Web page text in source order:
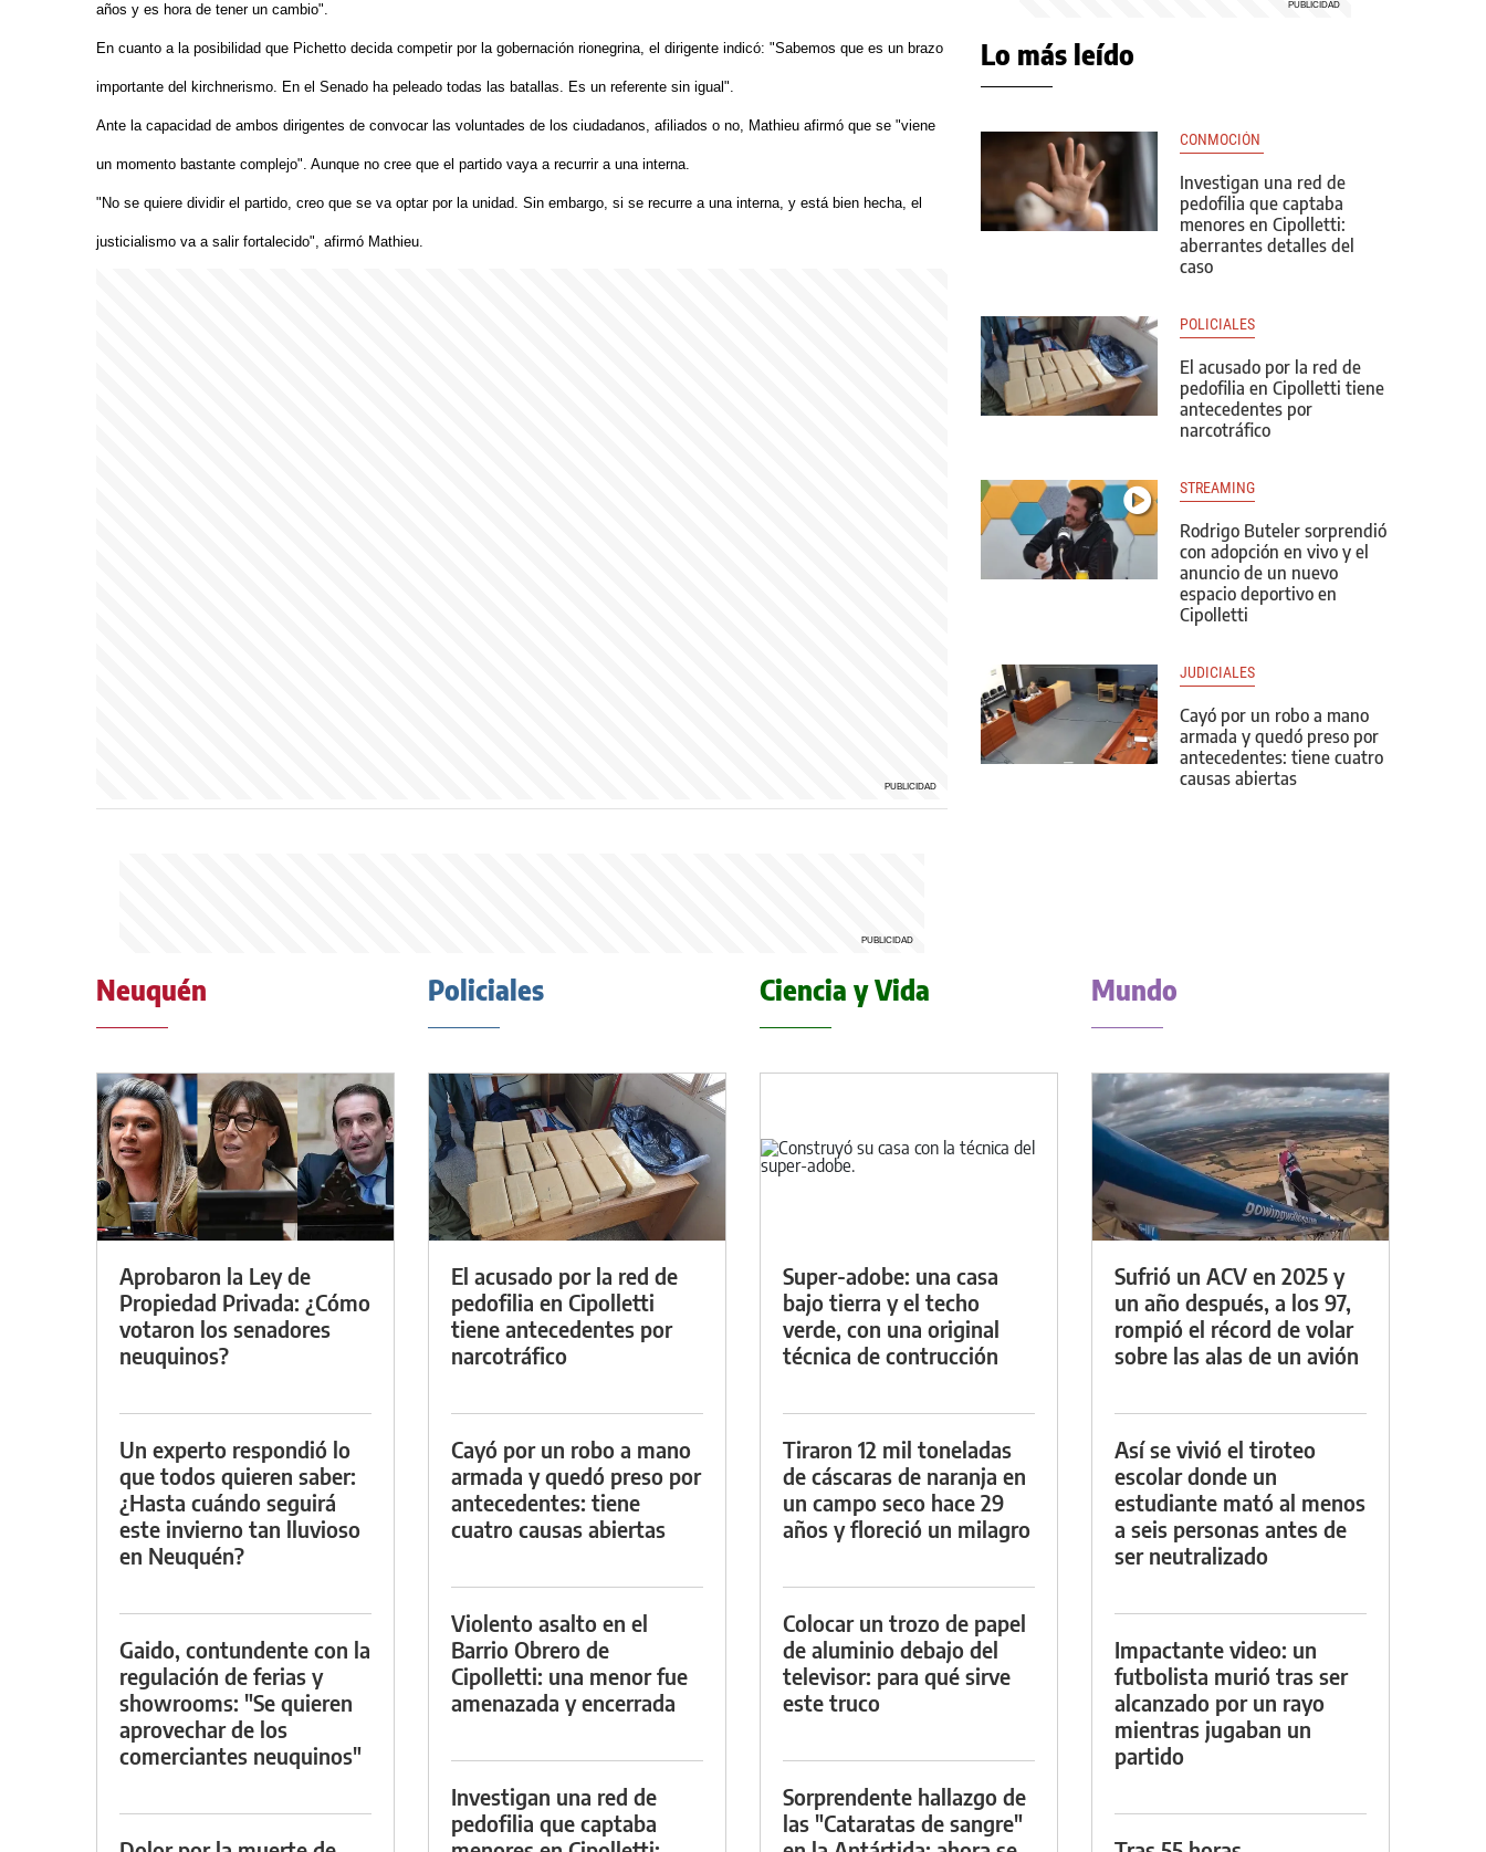
años y es hora de tener un cambio".
En cuanto a la posibilidad que Pichetto decida competir por la gobernación rionegrina, el dirigente indicó: "Sabemos que es un brazo
importante del kirchnerismo. En el Senado ha peleado todas las batallas. Es un referente sin igual".
Ante la capacidad de ambos dirigentes de convocar las voluntades de los ciudadanos, afiliados o no, Mathieu afirmó que se "viene
un momento bastante complejo". Aunque no cree que el partido vaya a recurrir a una interna.
"No se quiere dividir el partido, creo que se va optar por la unidad. Sin embargo, si se recurre a una interna, y está bien hecha, el
justicialismo va a salir fortalecido", afirmó Mathieu.
Lo más leído
CONMOCIÓN
Investigan una red de
pedofilia que captaba
menores en Cipolletti:
aberrantes detalles del
caso
POLICIALES
El acusado por la red de
pedofilia en Cipolletti tiene
antecedentes por
narcotráfico
STREAMING
Rodrigo Buteler sorprendió
con adopción en vivo y el
anuncio de un nuevo
espacio deportivo en
Cipolletti
JUDICIALES
Cayó por un robo a mano
armada y quedó preso por
antecedentes: tiene cuatro
causas abiertas
Neuquén
Aprobaron la Ley de
Propiedad Privada: ¿Cómo
votaron los senadores
neuquinos?
Un experto respondió lo
que todos quieren saber:
¿Hasta cuándo seguirá
este invierno tan lluvioso
en Neuquén?
Gaido, contundente con la
regulación de ferias y
showrooms: "Se quieren
aprovechar de los
comerciantes neuquinos"
Policiales
El acusado por la red de
pedofilia en Cipolletti
tiene antecedentes por
narcotráfico
Cayó por un robo a mano
armada y quedó preso por
antecedentes: tiene
cuatro causas abiertas
Violento asalto en el
Barrio Obrero de
Cipolletti: una menor fue
amenazada y encerrada
Investigan una red de
pedofilia que captaba
Ciencia y Vida
Super-adobe: una casa
bajo tierra y el techo
verde, con una original
técnica de contrucción
Tiraron 12 mil toneladas
de cáscaras de naranja en
un campo seco hace 29
años y floreció un milagro
Colocar un trozo de papel
de aluminio debajo del
televisor: para qué sirve
este truco
Sorprendente hallazgo de
las "Cataratas de sangre"
Mundo
Sufrió un ACV en 2025 y
un año después, a los 97,
rompió el récord de volar
sobre las alas de un avión
Así se vivió el tiroteo
escolar donde un
estudiante mató al menos
a seis personas antes de
ser neutralizado
Impactante video: un
futbolista murió tras ser
alcanzado por un rayo
mientras jugaban un
partido